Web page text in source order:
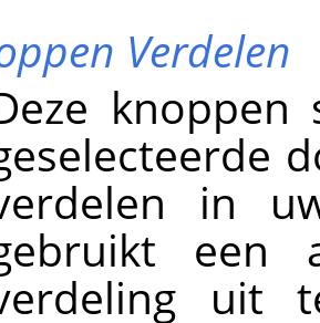
Verdelen
in
een
uit